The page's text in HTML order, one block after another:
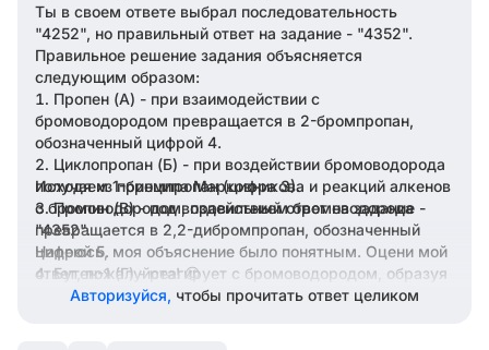
Ты в своем ответе выбрал последовательность
"4252", но правильный ответ на задание - "4352".
Правильное решение задания объясняется
следующим образом:
Пропен (А) - при взаимодействии с
бромоводородом превращается в 2-бромпропан,
обозначенный цифрой 4.
Циклопропан (Б) - при воздействии бромоводорода
получаем 1-бромпропан (цифра 3).
Пропин (В) - под воздействием бромоводорода
превращается в 2,2-дибромпропан, обозначенный
цифрой 5.
Бутен-1 (Г) - реагирует с бромоводородом, образуя
2-бромбутан (цифра 2).
Исходя из принципа Марковникова и реакций алкенов
с бромоводородом, правильный ответ на задание -
"4352".
Надеюсь, моя объяснение было понятным. Оцени мой
ответ, пожалуйста! 😊
Авторизуйся, чтобы прочитать ответ целиком